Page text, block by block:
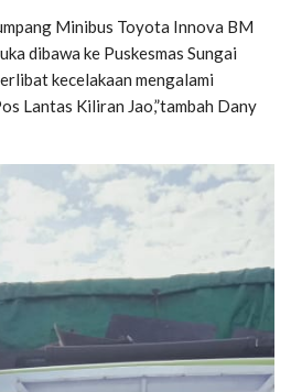
Minibus Toyota Innova BM
dibawa ke Puskesmas Sungai
kecelakaan mengalami
Lantas Kiliran Jao,”tambah Dany